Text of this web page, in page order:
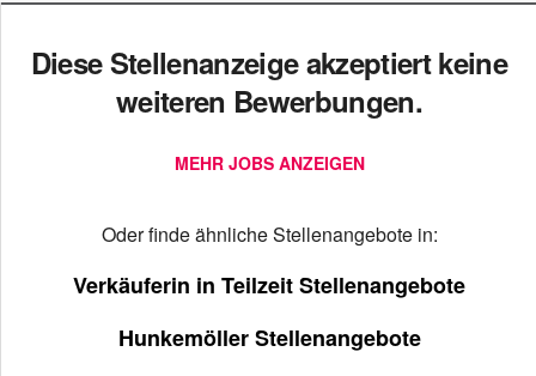
Diese Stellenanzeige akzeptiert keine
weiteren Bewerbungen.
MEHR JOBS ANZEIGEN
Oder finde ähnliche Stellenangebote in:
Verkäuferin in Teilzeit Stellenangebote
Hunkemöller Stellenangebote